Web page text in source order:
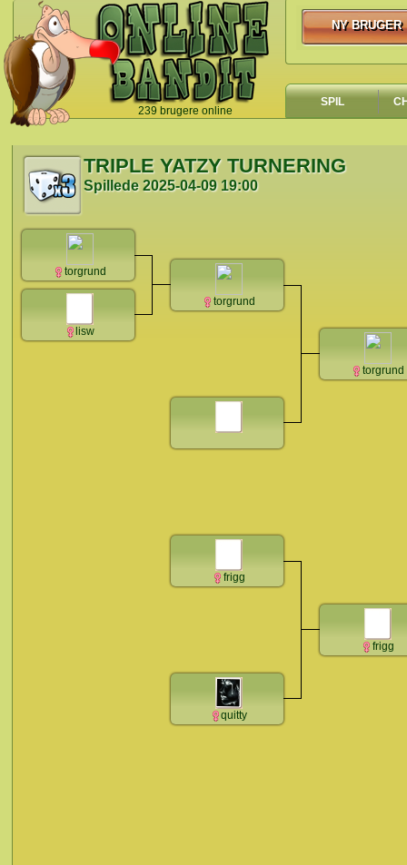
239 brugere online
`
NY BRUGER
NY BRUGER
SPIL
TRIPLE YATZY TURNERING
Spillede2025-04-09 19:00
torgrund
lisw
torgrund
frigg
quitty
torgrund
frigg